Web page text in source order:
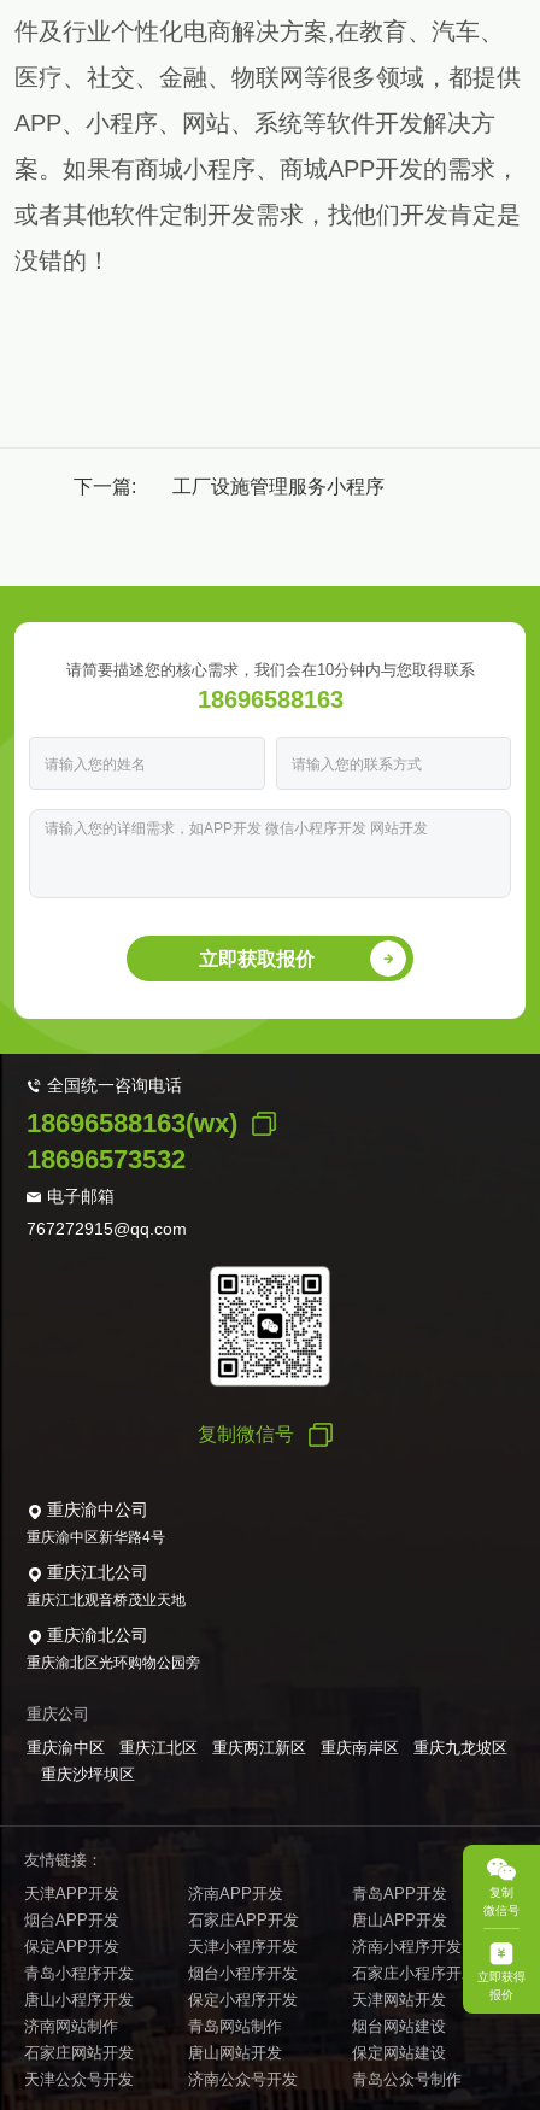
复制
微信号
立即获得
报价
件及行业个性化电商解决方案,在教育、汽车、
医疗、社交、金融、物联网等很多领域，都提供
APP、小程序、网站、系统等软件开发解决方
案。如果有商城小程序、商城APP开发的需求，
或者其他软件定制开发需求，找他们开发肯定是
没错的！
下一篇: 工厂设施管理服务小程序
请简要描述您的核心需求，我们会在10分钟内与您取得联系
18696588163
立即获取报价
全国统一咨询电话
18696588163(wx)
18696573532
电子邮箱
767272915@qq.com
复制微信号
重庆渝中公司
重庆渝中区新华路4号
重庆江北公司
重庆江北观音桥茂业天地
重庆渝北公司
重庆渝北区光环购物公园旁
重庆公司
重庆渝中区
重庆江北区 重庆两江新区 重庆南岸区
重庆九龙坡区
重庆沙坪坝区
友情链接：
天津APP开发
济南APP开发
青岛APP开发
烟台APP开发
石家庄APP开发
唐山APP开发
保定APP开发
天津小程序开发
济南小程序开发
青岛小程序开发
烟台小程序开发
石家庄小程序开发
唐山小程序开发
保定小程序开发
天津网站开发
济南网站制作
青岛网站制作
烟台网站建设
石家庄网站开发
唐山网站开发
保定网站建设
天津公众号开发
济南公众号开发 青岛公众号制作